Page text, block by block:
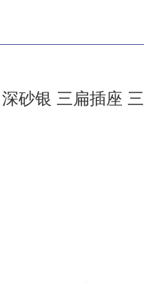
砂银 三扁插座